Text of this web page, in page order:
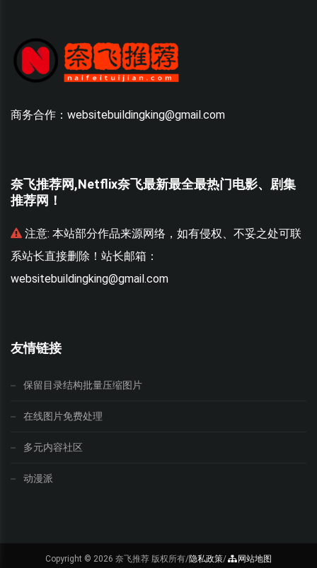
商务合作：websitebuildingking@gmail.com
奈飞推荐网,Netflix奈飞最新最全最热门电影、剧集
推荐网！
注意: 本站部分作品来源网络，如有侵权、不妥之处可联
系站长直接删除！站长邮箱：
websitebuildingking@gmail.com
友情链接
保留目录结构批量压缩图片
在线图片免费处理
多元内容社区
动漫派
Copyright © 2026 奈飞推荐 版权所有/隐私政策/ 网站地图